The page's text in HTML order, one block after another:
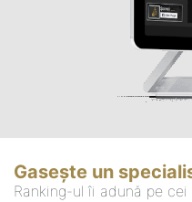
Gasește un
Ranking-ul îi adună pe